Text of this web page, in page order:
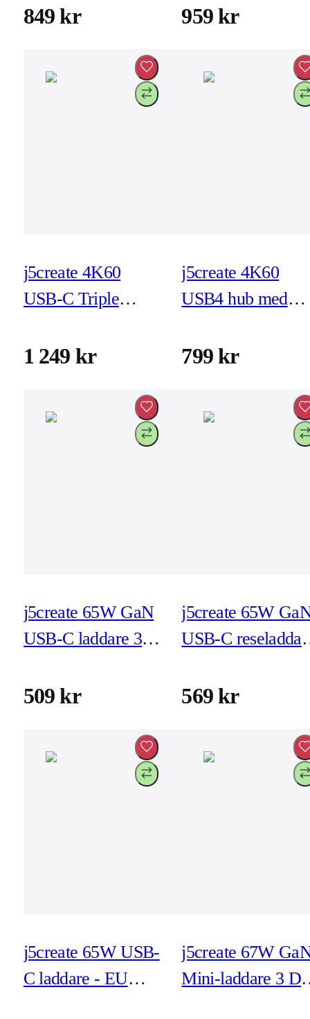
(JCD391)
849 kr 959 kr
j5create 4K60
USB-C Triple
Mini Dock
1 249 kr
j5create 4K60
USB4 hub med
(JCD395)
799 kr
j5create 65W GaN
USB-C laddare 3-
(JUP3365E-EN)
509 kr
j5create 65W
USB-C
(JUP3565CV)
569 kr
j5create 65W USB-
C laddare - EU
j5create 67W
Mini-laddare 3